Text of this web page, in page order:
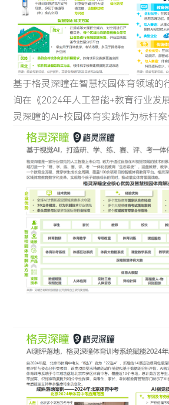
基于格灵深瞳在智慧校园体育领域的
询在《2024年人工智能+教育行业发
灵深瞳的AI+校园体育实践作为标杆案